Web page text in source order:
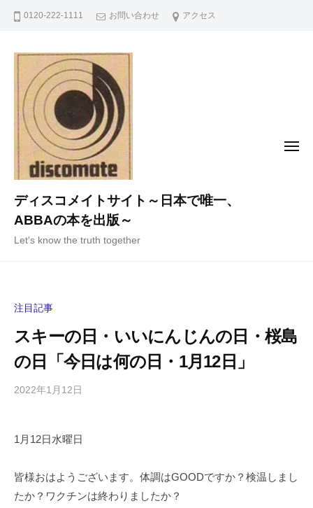
0120-222-1111 お問い合わせ アクセス
ディスコメイトサイト～日本で唯一、
ABBAの本を出版～
Let's know the truth together
メ
注目記事
スキーの日・いいにんじんの日・桜島
の日「今日は何の日・1月12日」
2022年1月12日
a
メ
ン
1月12日水曜日
皆様おはようございます。体調はGOODですか？検温しまし
たか？ワクチンは終わりましたか？